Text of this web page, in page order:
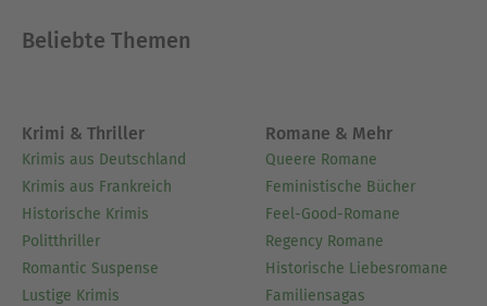
Beliebte Themen
Krimi & Thriller
Krimis aus Deutschland
Krimis aus Frankreich
Historische Krimis
Politthriller
Romantic Suspense
Lustige Krimis
Romane & Mehr
Queere Romane
Feministische Bücher
Feel-Good-Romane
Regency Romane
Historische Liebesromane
Familiensagas